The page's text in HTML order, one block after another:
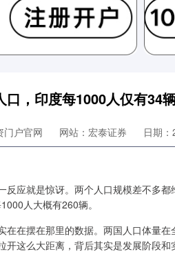
，印度每1000人仅有34
门户官网 网站：宏泰证券 日期
反应就是惊讶。两个人口规模差不多
人大概有260辆。
在在摆在那里的数据。两国人口体量
这么大距离，背后其实是发展阶段和